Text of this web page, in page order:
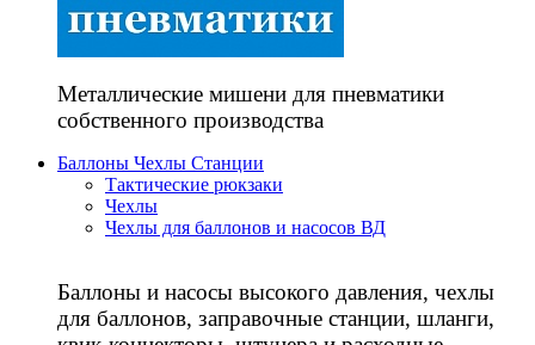
Металлические мишени для пневматики
собственного производства
Баллоны Чехлы Станции
Тактические рюкзаки
Чехлы
Чехлы для баллонов и насосов ВД
Баллоны и насосы высокого давления, чехлы
для баллонов, заправочные станции, шланги,